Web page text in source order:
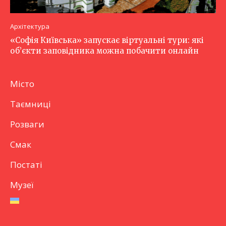
Архітектура
«Софія Київська» запускає віртуальні тури: які
об’єкти заповідника можна побачити онлайн
Місто
Таємниці
Розваги
Смак
Постаті
Музеї